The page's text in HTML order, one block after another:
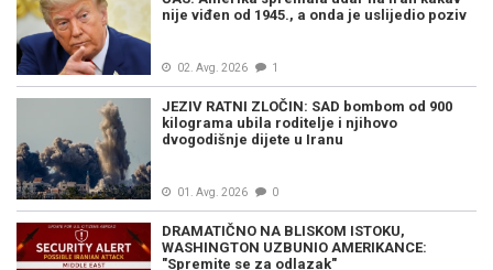
nije viđen od 1945., a onda je uslijedio poziv
02. Avg. 2026 1
JEZIV RATNI ZLOČIN: SAD bombom od 900
kilograma ubila roditelje i njihovo
dvogodišnje dijete u Iranu
01. Avg. 2026 0
DRAMATIČNO NA BLISKOM ISTOKU,
WASHINGTON UZBUNIO AMERIKANCE:
"Spremite se za odlazak"